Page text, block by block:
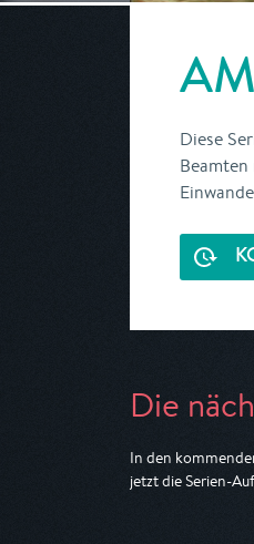
Diese
Die
In den
jetzt die Serien-